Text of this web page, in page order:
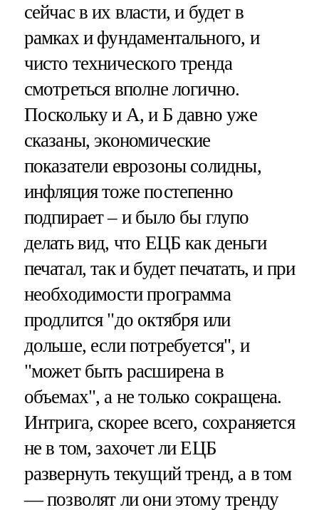
сейчас в их власти, и будет в
рамках и фундаментального, и
чисто технического тренда
смотреться вполне логично.
Поскольку и А, и Б давно уже
сказаны, экономические
показатели еврозоны солидны,
инфляция тоже постепенно
подпирает – и было бы глупо
делать вид, что ЕЦБ как деньги
печатал, так и будет печатать, и при
необходимости программа
продлится "до октября или
дольше, если потребуется", и
"может быть расширена в
объемах", а не только сокращена.
Интрига, скорее всего, сохраняется
не в том, захочет ли ЕЦБ
развернуть текущий тренд, а в том
— позволят ли они этому тренду